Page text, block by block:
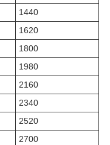
1440
1620
1800
1980
2160
2340
2520
2700